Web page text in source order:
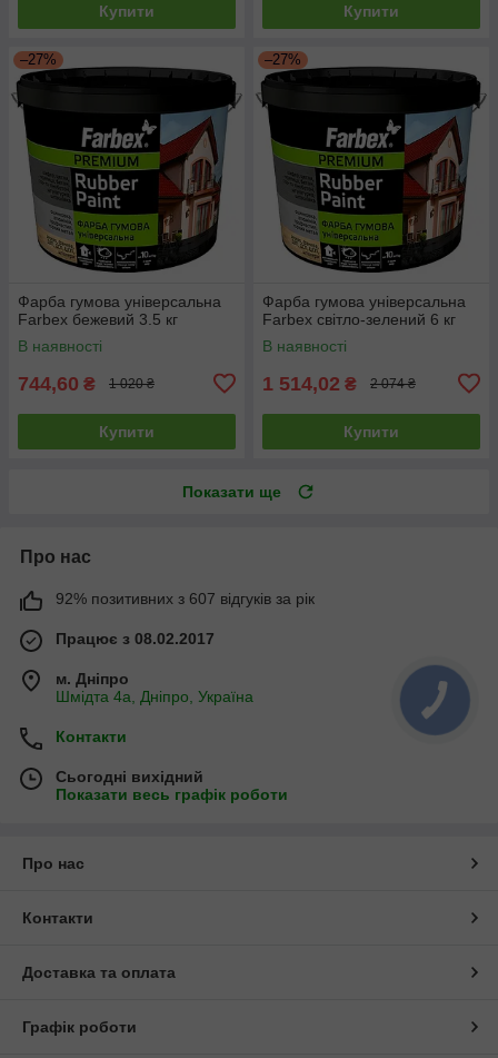
Купити Купити
–27%
Фарба гумова універсальна
Farbex бежевий 3.5 кг
В наявності
744,60 ₴ 1 020 ₴
Купити
–27%
Фарба гумова універсальна
Farbex світло-зелений 6 кг
В наявності
1 514,02 ₴ 2 074 ₴
Купити
Показати ще
Про нас
92% позитивних з 607 відгуків за рік
Працює з 08.02.2017
м. Дніпро
Шмідта 4а, Дніпро, Україна
Контакти
Сьогодні вихідний
Показати весь графік роботи
Про нас
Контакти
Доставка та оплата
Графік роботи